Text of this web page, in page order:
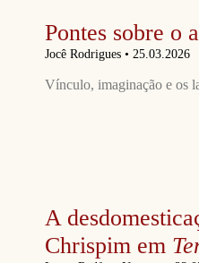
Pontes sobre o
Jocê Rodrigues 25.03.2026
Vínculo, imaginação e os
A
Chrispim em